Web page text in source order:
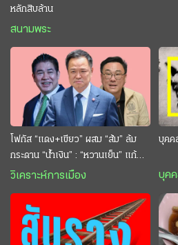
หลักสิบล้าน
สนามพระ
โฟกัส “แดง+เขียว” ผสม “ส้ม” ล้ม
กระดาน “นํ้าเงิน” : “หวานเย็น” แก้
กระหาย “อนุทิน” ดักตีกินสบาย
วิเคราะห์การเมือง
บุคค
บุคค